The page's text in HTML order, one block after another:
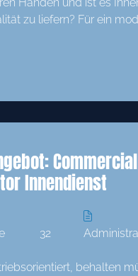
zu liefern? Für ein
Commercial
Innendienst
32
behalten